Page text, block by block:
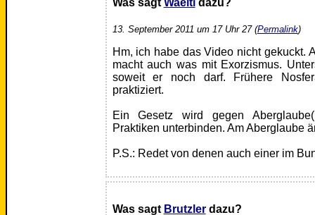
13. September 2011 um 17 Uhr 27 (Permalink)
Hm, ich habe das Video nicht gekuckt.
macht auch was mit Exorzismus.
soweit er noch darf. Frühere
praktiziert.
Ein Gesetz wird gegen
Praktiken unterbinden. Am Aberglaube
P.S.: Redet von denen auch einer im
Was sagt Brutzlerdazu?